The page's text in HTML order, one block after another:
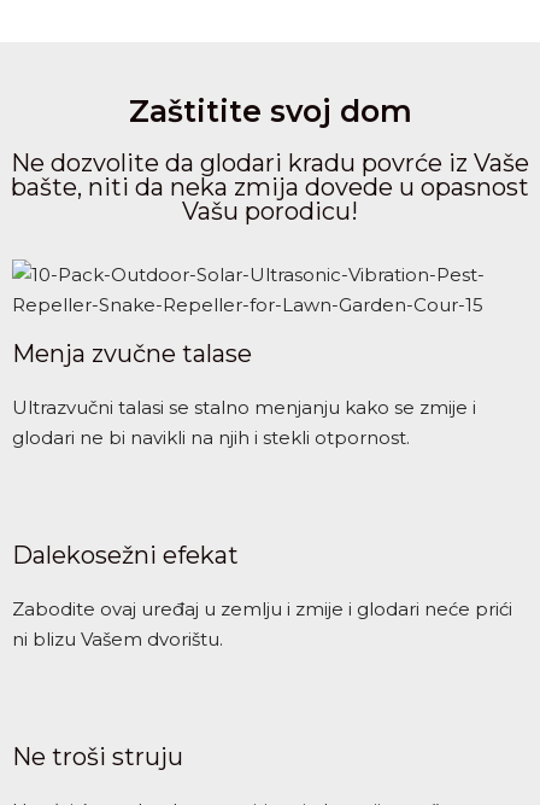
Zaštitite svoj dom
Ne dozvolite da glodari kradu povrće iz Vaše
bašte, niti da neka zmija dovede u opasnost
Vašu porodicu!
Menja zvučne talase
Ultrazvučni talasi se stalno menjanju kako se zmije i
glodari ne bi navikli na njih i stekli otpornost.
Dalekosežni efekat
Zabodite ovaj uređaj u zemlju i zmije i glodari neće prići
ni blizu Vašem dvorištu.
Ne troši struju